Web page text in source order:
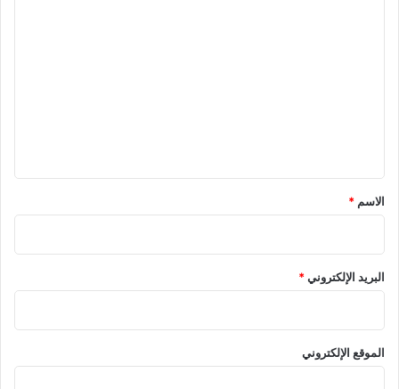
*
الاسم *
البريد الإلكتروني*
الموقع الإلكتروني